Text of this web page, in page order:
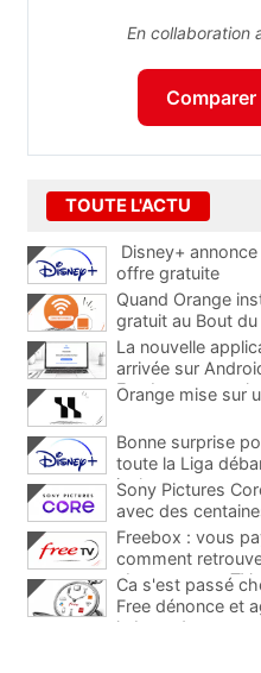
En collaboration
TOUTE L'ACTU
Disney+
offre gratuite
Quand Orange
gratuit au Bout
La nouvelle
arrivée sur
Freebox, testez la
Orange mise sur
Bonne surprise
toute la Liga
inclus
Sony Pictures
avec des
Freebox : vous
comment
abonnements TV
Ca s'est passé
Free dénonce et
le bout de son